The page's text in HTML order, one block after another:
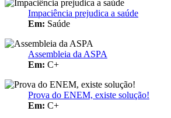
Impaciência prejudica a saúde
Em: Saúde
Assembleia da ASPA
Em: C+
Prova do ENEM, existe solução!
Em: C+